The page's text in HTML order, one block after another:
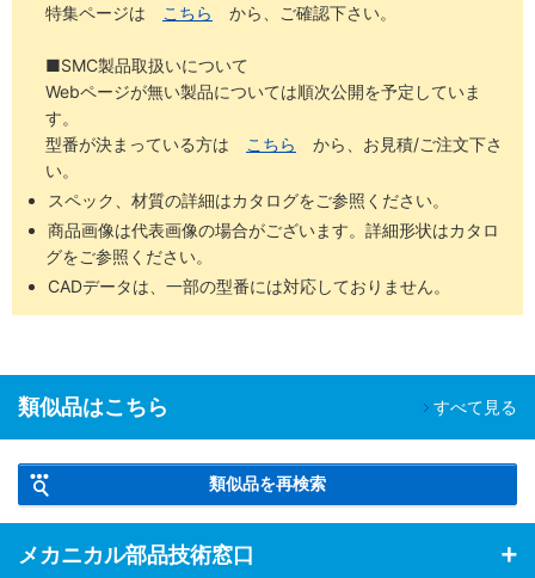
特集ページは
こちら から、ご確認下さい。
■SMC製品取扱いについて
Webページが無い製品については順次公開を予定していま
す。
型番が決まっている方は
こちら
から、お見積/ご注文下さ
い。
スペック、材質の詳細はカタログをご参照ください。
商品画像は代表画像の場合がございます。詳細形状はカタロ
グをご参照ください。
CADデータは、一部の型番には対応しておりません。
類似品はこちら すべて見る
類似品を再検索
メカニカル部品技術窓口